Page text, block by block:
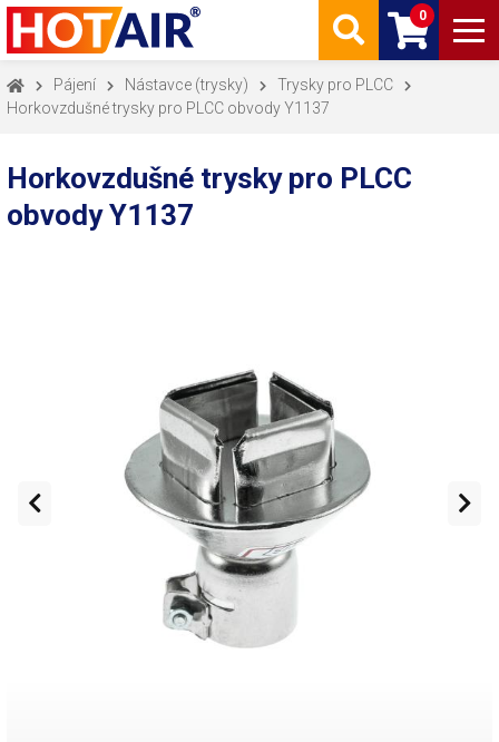
0
Pájení Nástavce (trysky)
Trysky pro PLCC
Horkovzdušné trysky pro PLCC obvody Y1137
Horkovzdušné trysky pro PLCC
obvody Y1137